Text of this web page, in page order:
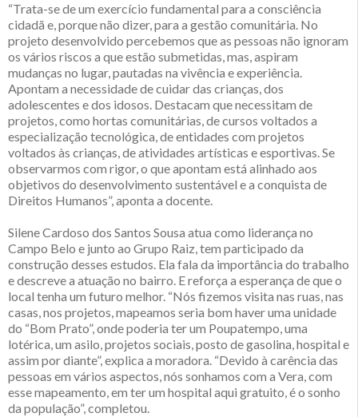
“Trata-se de um exercício fundamental para a consciência
cidadã e, porque não dizer, para a gestão comunitária. No
projeto desenvolvido percebemos que as pessoas não ignoram
os vários riscos a que estão submetidas, mas, aspiram
mudanças no lugar, pautadas na vivência e experiência.
Apontam a necessidade de cuidar das crianças, dos
adolescentes e dos idosos. Destacam que necessitam de
projetos, como hortas comunitárias, de cursos voltados a
especialização tecnológica, de entidades com projetos
voltados às crianças, de atividades artísticas e esportivas. Se
observarmos com rigor, o que apontam está alinhado aos
objetivos do desenvolvimento sustentável e a conquista de
Direitos Humanos”, aponta a docente.
Silene Cardoso dos Santos Sousa atua como liderança no
Campo Belo e junto ao Grupo Raiz, tem participado da
construção desses estudos. Ela fala da importância do trabalho
e descreve a atuação no bairro. E reforça a esperança de que o
local tenha um futuro melhor. “Nós fizemos visita nas ruas, nas
casas, nos projetos, mapeamos seria bom haver uma unidade
do “Bom Prato”, onde poderia ter um Poupatempo, uma
lotérica, um asilo, projetos sociais, posto de gasolina, hospital e
assim por diante”, explica a moradora. “Devido à carência das
pessoas em vários aspectos, nós sonhamos com a Vera, com
esse mapeamento, em ter um hospital aqui gratuito, é o sonho
da população”, completou.